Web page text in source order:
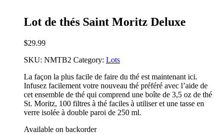
Lot de thés Saint Moritz Deluxe
$29.99
SKU: NMTB2 Category: Lots
La façon la plus facile de faire du thé est maintenant ici.
Infusez facilement votre nouveau thé préféré avec l’aide de
cet ensemble de thé qui comprend une boîte de 3,5 oz de thé
St. Moritz, 100 filtres à thé faciles à utiliser et une tasse en
verre isolée à double paroi de 250 ml.
Available on backorder